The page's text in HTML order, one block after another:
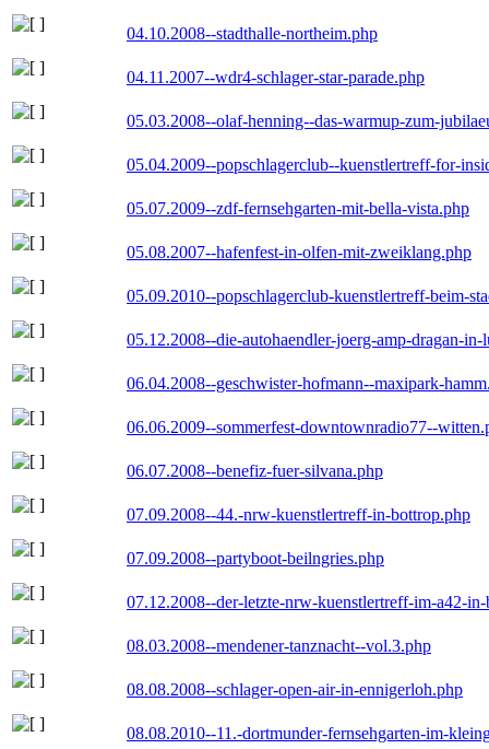
04.10.2008--stadthalle-northeim.php
04.11.2007--wdr4-schlager-star-parade.php
05.03.2008--olaf-henning--das-warmup-zum-
05.04.2009--popschlagerclub--kuenstlertreff-for-
05.07.2009--zdf-fernsehgarten-mit-bella-vista.php
05.08.2007--hafenfest-in-olfen-mit-zweiklang.php
05.09.2010--popschlagerclub-kuenstlertreff-beim-
05.12.2008--die-autohaendler-joerg-amp-dragan-in-
06.04.2008--geschwister-hofmann--maxipark-
06.06.2009--sommerfest-downtownradio77--
06.07.2008--benefiz-fuer-silvana.php
07.09.2008--44.-nrw-kuenstlertreff-in-bottrop.php
07.09.2008--partyboot-beilngries.php
07.12.2008--der-letzte-nrw-kuenstlertreff-im-a42-
08.03.2008--mendener-tanznacht--vol.3.php
08.08.2008--schlager-open-air-in-ennigerloh.php
08.08.2010--11.-dortmunder-fernsehgarten-im-